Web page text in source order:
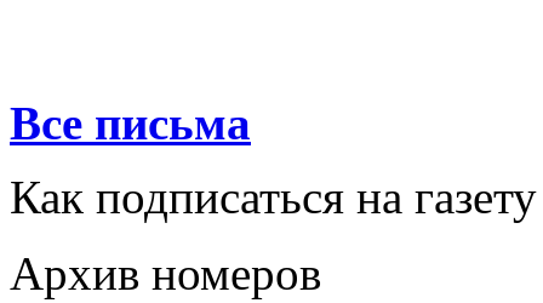
Все письма
Как подписаться на газету
Архив номеров